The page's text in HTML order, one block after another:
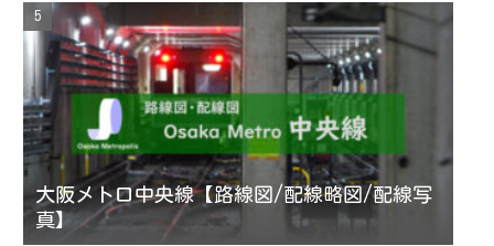
大阪メトロ中央線【路線図/配線略図/配線写
真】